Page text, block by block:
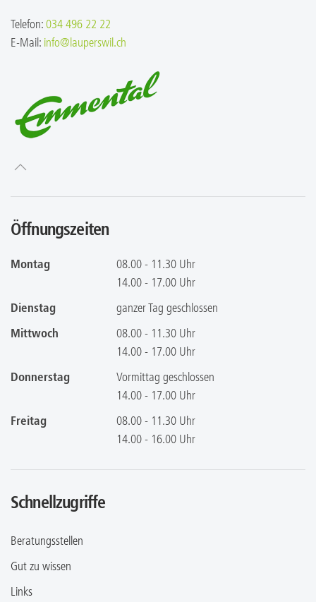
Telefon: 034 496 22 22
E-Mail: info@lauperswil.ch
Öffnungszeiten
Montag
08.00 - 11.30 Uhr
14.00 - 17.00 Uhr
Dienstag
ganzer Tag geschlossen
Mittwoch
08.00 - 11.30 Uhr
14.00 - 17.00 Uhr
Donnerstag
Vormittag geschlossen
14.00 - 17.00 Uhr
Freitag
08.00 - 11.30 Uhr
14.00 - 16.00 Uhr
Schnellzugriffe
Beratungsstellen
Gut zu wissen
Links